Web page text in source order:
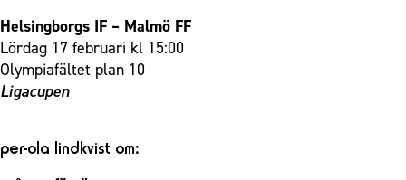
Helsingborgs IF – Malmö FF
Lördag 17 februari kl 15:00
Olympiafältet plan 10
Ligacupen
per-ola lindkvist om: